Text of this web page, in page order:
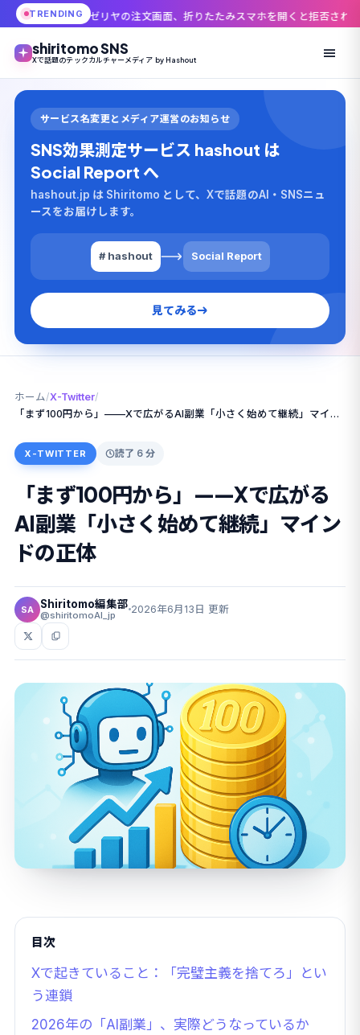
TRENDING
ヤの注文画面、折りたたみスマホを開くと拒否される理由 機種で明暗が
shiritomo SNS
Xで話題のテックカルチャーメディア by Hashout
サービス名変更とメディア運営のお知らせ
SNS効果測定サービス hashout は
Social Report へ
hashout.jp は Shiritomo として、Xで話題のAI・SNSニュ
ースをお届けします。
# hashout Social Report
見てみる
ホーム /X-Twitter/
「まず100円から」——Xで広がるAI副業「小さく始めて継続」マインドの正体
X-TWITTER 読了 6 分
「まず100円から」——Xで広がる
AI副業「小さく始めて継続」マイン
ドの正体
SA Shiritomo編集部
@shiritomoAI_jp 2026年6月13日 更新
目次
Xで起きていること：「完璧主義を捨てろ」とい
う連鎖
2026年の「AI副業」、実際どうなっているか